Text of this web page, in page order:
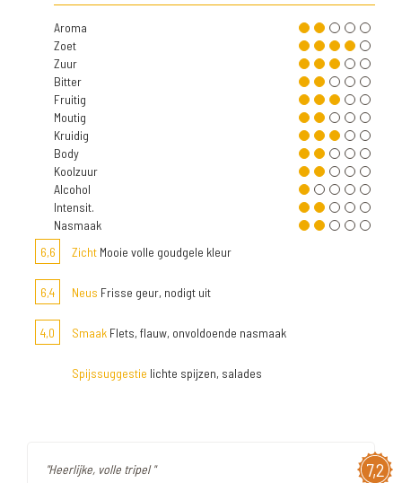
Aroma
Zoet
Zuur
Bitter
Fruitig
Moutig
Kruidig
Body
Koolzuur
Alcohol
Intensit.
Nasmaak
6,6
Zicht Mooie volle goudgele kleur
6,4 Neus Frisse geur, nodigt uit
4,0 Smaak Flets, flauw, onvoldoende nasmaak
Spijssuggestie lichte spijzen, salades
7,2
"Heerlijke, volle tripel "